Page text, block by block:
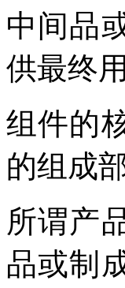
中间品
供最终
组件的
的组成
所谓产
品或制